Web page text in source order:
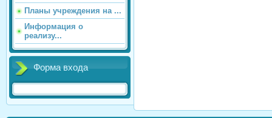
Планы учреждения на ...
Информация о
реализу...
Форма входа